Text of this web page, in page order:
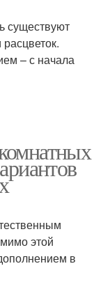
существуют
– с начала
этой
в